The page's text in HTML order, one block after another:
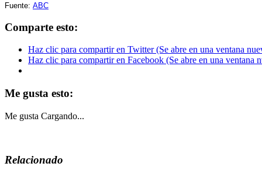
Fuente: ABC
Comparte esto:
Haz clic para compartir en Twitter (Se abre en una ventana
Haz clic para compartir en Facebook (Se abre en una ventana
Me gusta esto:
Me gusta Cargando...
Relacionado